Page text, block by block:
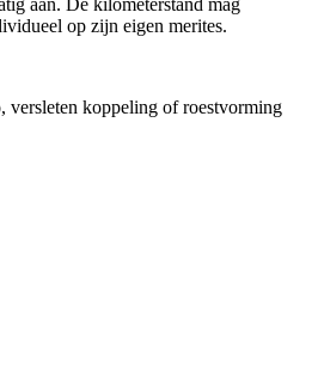
aan. De kilometerstand mag
op zijn eigen merites.
versleten koppeling of roestvorming